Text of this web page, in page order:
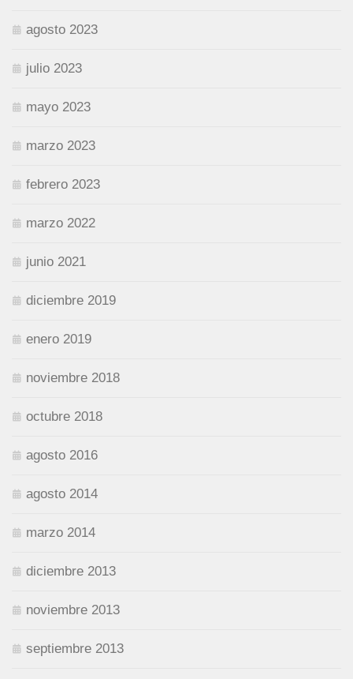
agosto 2023
julio 2023
mayo 2023
marzo 2023
febrero 2023
marzo 2022
junio 2021
diciembre 2019
enero 2019
noviembre 2018
octubre 2018
agosto 2016
agosto 2014
marzo 2014
diciembre 2013
noviembre 2013
septiembre 2013